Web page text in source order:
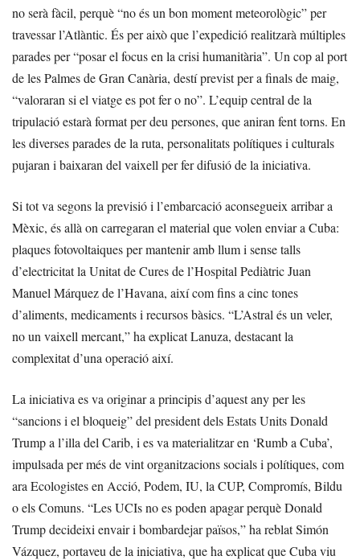
no serà fàcil, perquè “no és un bon moment meteorològic” per
travessar l’Atlàntic. És per això que l’expedició realitzarà múltiples
parades per “posar el focus en la crisi humanitària”. Un cop al port
de les Palmes de Gran Canària, destí previst per a finals de maig,
“valoraran si el viatge es pot fer o no”. L’equip central de la
tripulació estarà format per deu persones, que aniran fent torns. En
les diverses parades de la ruta, personalitats polítiques i culturals
pujaran i baixaran del vaixell per fer difusió de la iniciativa.
Si tot va segons la previsió i l’embarcació aconsegueix arribar a
Mèxic, és allà on carregaran el material que volen enviar a Cuba:
plaques fotovoltaiques per mantenir amb llum i sense talls
d’electricitat la Unitat de Cures de l’Hospital Pediàtric Juan
Manuel Márquez de l’Havana, així com fins a cinc tones
d’aliments, medicaments i recursos bàsics. “L’Astral és un veler,
no un vaixell mercant,” ha explicat Lanuza, destacant la
complexitat d’una operació així.
La iniciativa es va originar a principis d’aquest any per les
“sancions i el bloqueig” del president dels Estats Units Donald
Trump a l’illa del Carib, i es va materialitzar en ‘Rumb a Cuba’,
impulsada per més de vint organitzacions socials i polítiques, com
ara Ecologistes en Acció, Podem, IU, la CUP, Compromís, Bildu
o els Comuns. “Les UCIs no es poden apagar perquè Donald
Trump decideixi envair i bombardejar països,” ha reblat Simón
Vázquez, portaveu de la iniciativa, que ha explicat que Cuba viu